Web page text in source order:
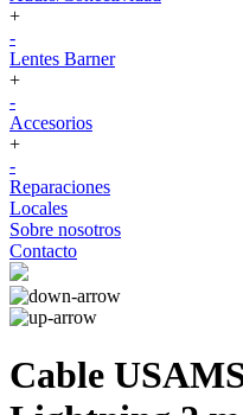
+
-
Lentes Barner
+
-
Accesorios
+
-
Reparaciones
Locales
Sobre nosotros
Contacto
Cable